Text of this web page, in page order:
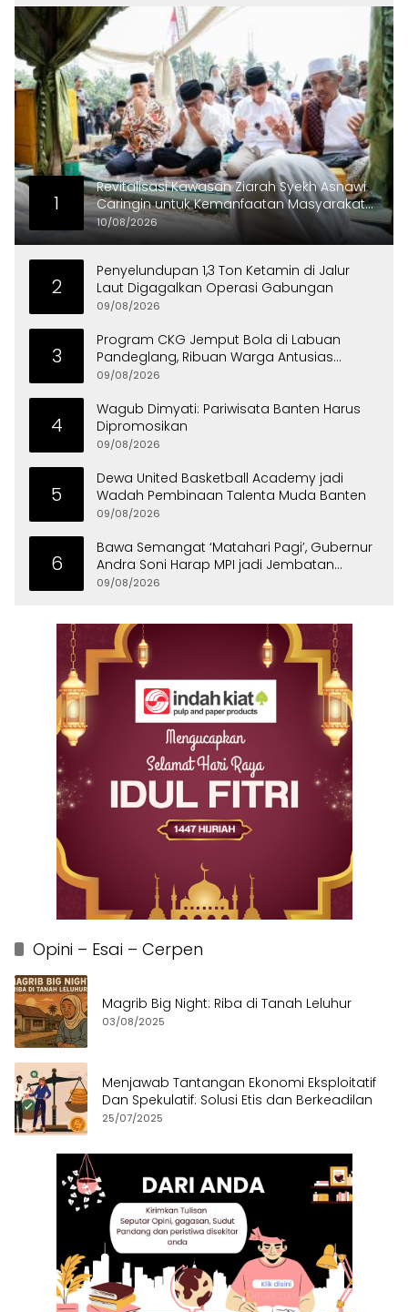
1
Revitalisasi Kawasan Ziarah Syekh Asnawi
Caringin untuk Kemanfaatan Masyarakat
dan Menjaga Nilai Sejarah
10/08/2026
2
Penyelundupan 1,3 Ton Ketamin di Jalur
Laut Digagalkan Operasi Gabungan
09/08/2026
3
Program CKG Jemput Bola di Labuan
Pandeglang, Ribuan Warga Antusias
Periksa Kesehatan
09/08/2026
4
Wagub Dimyati: Pariwisata Banten Harus
Dipromosikan
09/08/2026
5
Dewa United Basketball Academy jadi
Wadah Pembinaan Talenta Muda Banten
09/08/2026
6
Bawa Semangat ‘Matahari Pagi’, Gubernur
Andra Soni Harap MPI jadi Jembatan
Aspirasi Warga Banten
09/08/2026
Opini – Esai – Cerpen
Magrib Big Night: Riba di Tanah Leluhur
03/08/2025
Menjawab Tantangan Ekonomi Eksploitatif
Dan Spekulatif: Solusi Etis dan Berkeadilan
25/07/2025